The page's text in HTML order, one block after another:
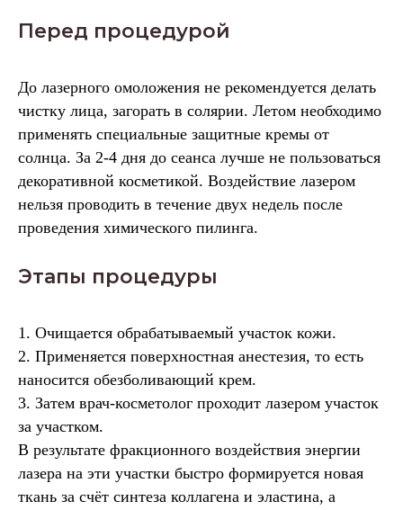
Перед процедурой
До лазерного омоложения не рекомендуется делать
чистку лица, загорать в солярии. Летом необходимо
применять специальные защитные кремы от
солнца. За 2-4 дня до сеанса лучше не пользоваться
декоративной косметикой. Воздействие лазером
нельзя проводить в течение двух недель после
проведения химического пилинга.
Этапы процедуры
1. Очищается обрабатываемый участок кожи.
2. Применяется поверхностная анестезия, то есть
наносится обезболивающий крем.
3. Затем врач-косметолог проходит лазером участок
за участком.
В результате фракционного воздействия энергии
лазера на эти участки быстро формируется новая
ткань за счёт синтеза коллагена и эластина, а